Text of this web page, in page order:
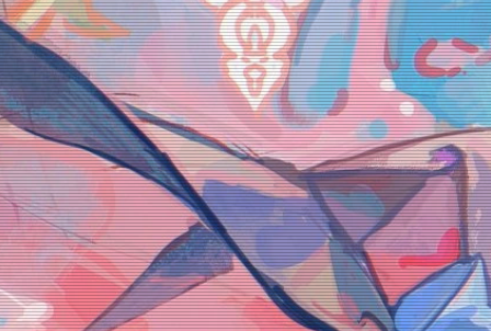
极客
随想
笔记
订阅
TS语音
STEAM
STATUS
留言
友人
说说
验证